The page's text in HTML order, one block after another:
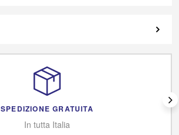
SPEDIZIONE GRATUITA
In tutta Italia